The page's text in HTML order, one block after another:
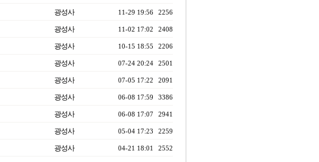
광성사 11-29 19:56 2256
광성사 11-02 17:02 2408
광성사 10-15 18:55 2206
광성사 07-24 20:24 2501
광성사 07-05 17:22 2091
광성사 06-08 17:59 3386
광성사 06-08 17:07 2941
광성사 05-04 17:23 2259
광성사 04-21 18:01 2552